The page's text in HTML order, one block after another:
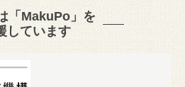
「MakuPo」を
しています